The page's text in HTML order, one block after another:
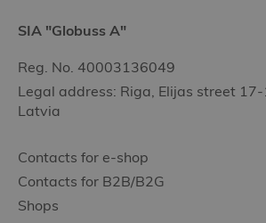
SIA "Globuss A"
Reg. No. 40003136049
Legal address: Riga, Elijas street
Latvia
Contacts for e-shop
Contacts for B2B/B2G
Shops